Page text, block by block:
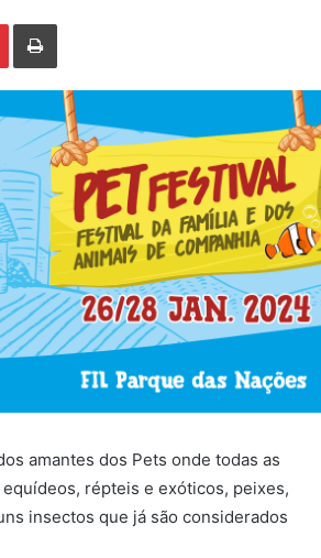
Pinterest
amantes dos Pets onde todas as
répteis e exóticos, peixes,
insectos que já são considerados